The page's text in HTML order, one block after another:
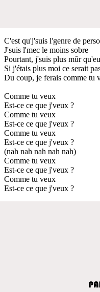
C'est qu'j'suis l'genre de
J'suis l'mec le moins sobre
Pourtant, j'suis plus mûr
Si j'étais plus moi ce serait
Du coup, je ferais comme tu
Comme tu veux
Est-ce ce que j'veux ?
Comme tu veux
Est-ce ce que j'veux ?
Comme tu veux
Est-ce ce que j'veux ?
(nah nah nah nah nah)
Comme tu veux
Est-ce ce que j'veux ?
Comme tu veux
Est-ce ce que j'veux ?